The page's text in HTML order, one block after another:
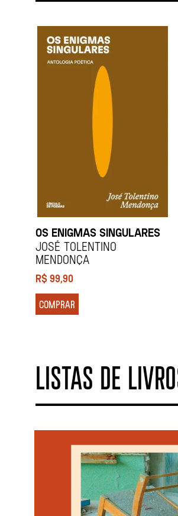
OS ENIGMAS SINGULARES
JOSÉ TOLENTINO
MENDONÇA
R$99,90
COMPRAR
LISTAS DE